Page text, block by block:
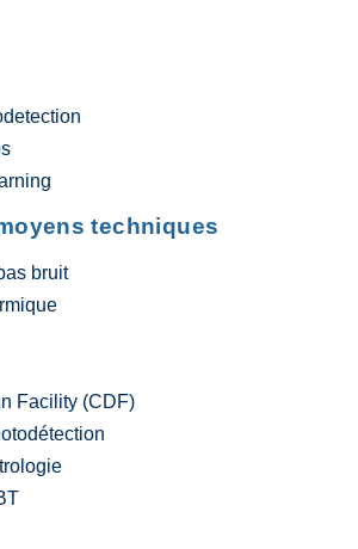
techniques
bruit
Facility (CDF)